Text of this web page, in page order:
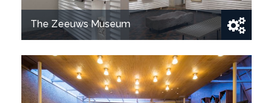
The Zeeuws Museum